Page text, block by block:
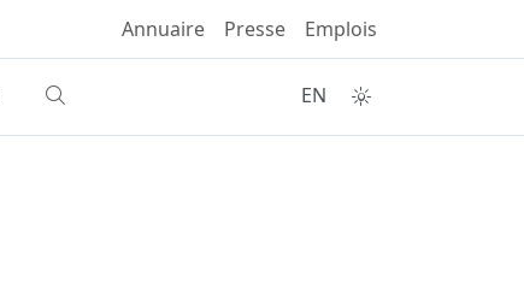
Annuaire Presse Emplois
EN